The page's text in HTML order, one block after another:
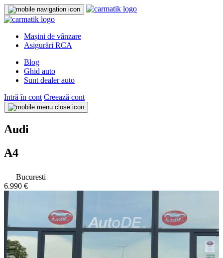
Mașini de vânzare
Asigurări RCA
Blog
Ghid auto
Sunt dealer auto
Intră în cont Creează cont
Audi
A4
Bucuresti
6.990 €